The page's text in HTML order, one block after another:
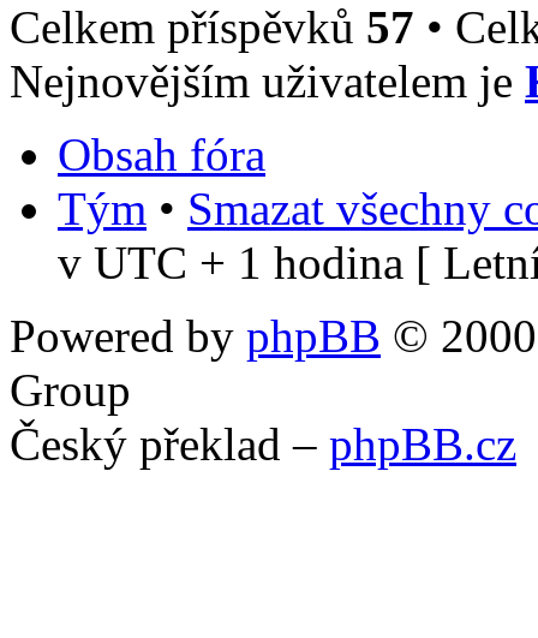
Celkem příspěvků 57 •
Nejnovějším uživatelem je
Obsah fóra
Tým • Smazat všechny
v UTC + 1 hodina [
Powered by phpBB ©
Group
Český překlad – phpBB.cz